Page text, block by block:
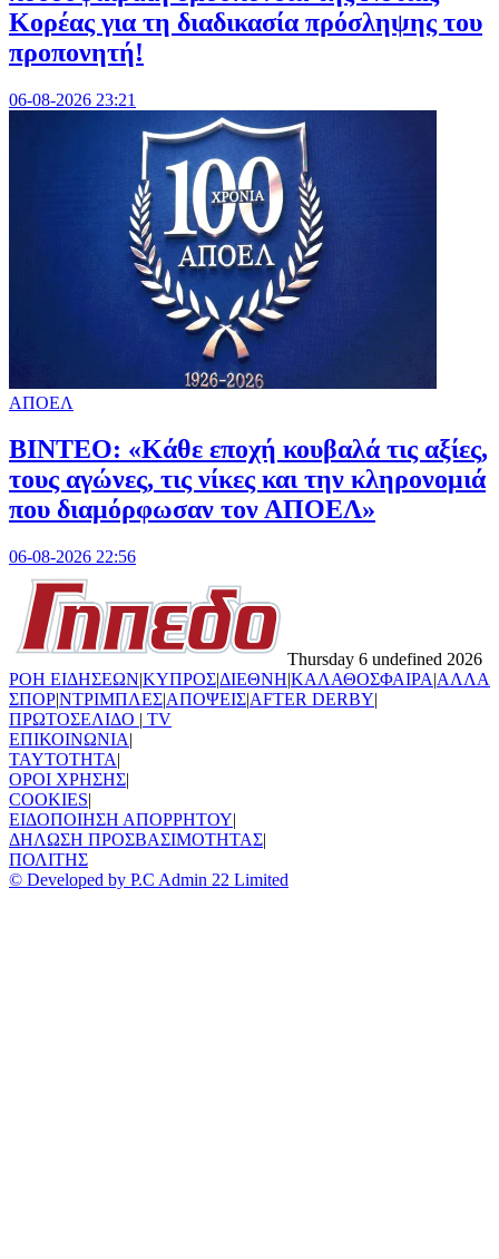
Κορέας για τη διαδικασία πρόσληψης του
προπονητή!
06-08-2026 23:21
ΑΠΟΕΛ
ΒΙΝΤΕΟ: «Κάθε εποχή κουβαλά τις αξίες,
τους αγώνες, τις νίκες και την κληρονομιά
που διαμόρφωσαν τον ΑΠΟΕΛ»
06-08-2026 22:56
Thursday 6 undefined 2026
ΡΟΗ ΕΙΔΗΣΕΩΝ|ΚΥΠΡΟΣ|ΔΙΕΘΝΗ|ΚΑΛΑΘΟΣΦΑΙΡΑ|ΑΛΛΑ
ΣΠΟΡ|ΝΤΡΙΜΠΛΕΣ|ΑΠΟΨΕΙΣ|AFTER DERBY|
ΠΡΩΤΟΣΕΛΙΔΟ | TV
ΕΠΙΚΟΙΝΩΝΙΑ|
TAYTOTHTA|
ΟΡΟΙ ΧΡΗΣΗΣ|
COOKIES|
ΕΙΔΟΠΟΙΗΣΗ ΑΠΟΡΡΗΤΟΥ|
ΔΗΛΩΣΗ ΠΡΟΣΒΑΣΙΜΟΤΗΤΑΣ|
ΠΟΛΙΤΗΣ
© Developed by P.C Admin 22 Limited